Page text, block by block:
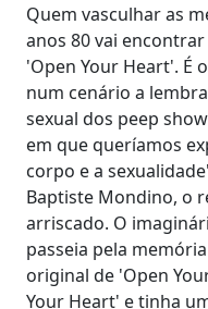
Quem vasculhar as
anos 80 vai
'Open Your Heart'. É
num cenário a
sexual dos peep
em que queríamos
corpo e a
Baptiste Mondino, o
arriscado. O
passeia pela
original de 'Open
Your Heart' e tinha